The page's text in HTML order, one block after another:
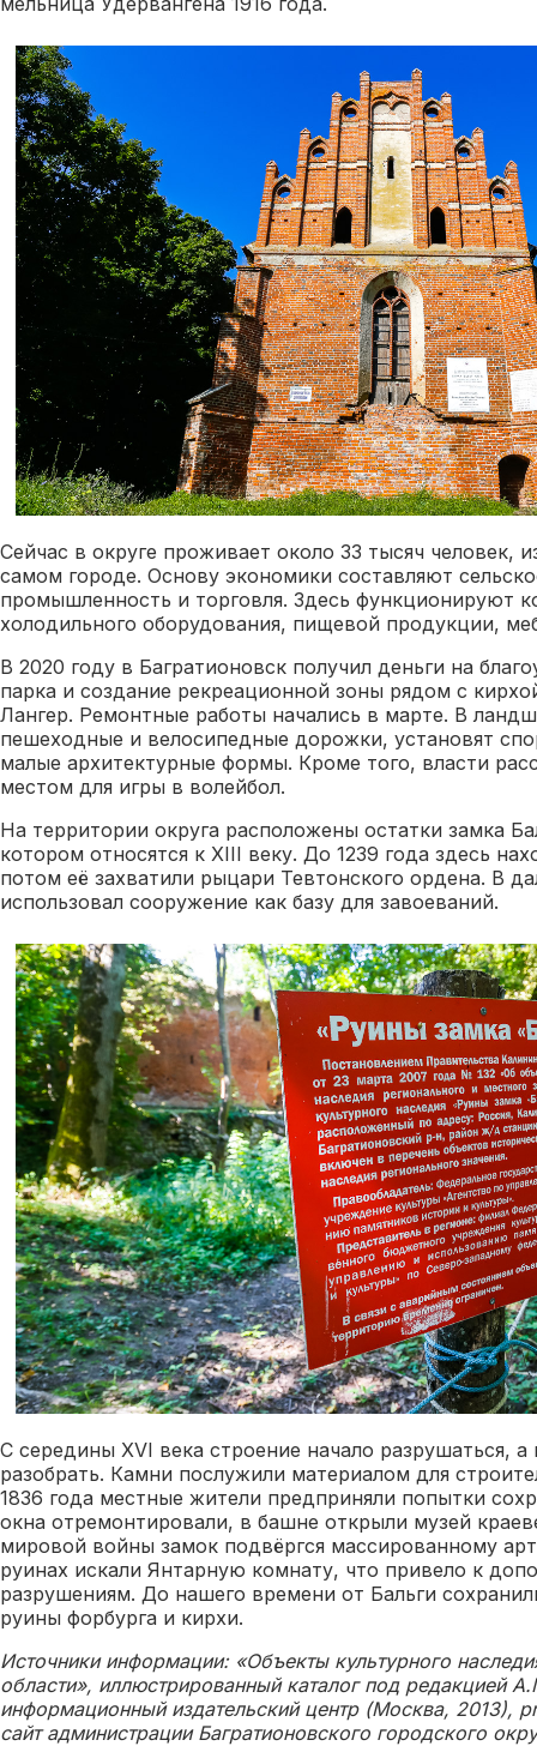
Сейчас в округе проживает около 33 тысяч человек,
самом городе. Основу экономики составляют
промышленность и торговля. Здесь функционируют
холодильного оборудования, пищевой продукции,
В 2020 году в Багратионовск получил деньги на
парка и создание рекреационной зоны рядом с
Лангер. Ремонтные работы начались в марте. В
пешеходные и велосипедные дорожки, установят
малые архитектурные формы. Кроме того, власти
местом для игры в волейбол.
На территории округа расположены остатки замка
котором относятся к XIII веку. До 1239 года здесь
потом её захватили рыцари Тевтонского ордена. В
использовал сооружение как базу для завоеваний.
С середины XVI века строение начало разрушаться,
разобрать. Камни послужили материалом для
1836 года местные жители предприняли попытки
окна отремонтировали, в башне открыли музей
мировой войны замок подвёргся массированному
руинах искали Янтарную комнату, что привело к
разрушениям. До нашего времени от Бальги
руины форбурга и кирхи.
Источники информации: «Объекты культурного
области», иллюстрированный каталог под редакцией
информационный издательский центр (Москва, 2013),
сайт администрации Багратионовского городского